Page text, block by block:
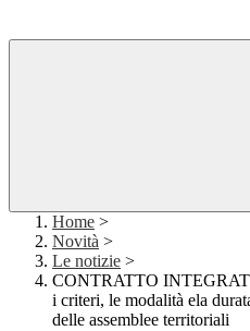
Home >
Novità >
Le notizie >
CONTRATTO
i criteri, le modalità ela
delle assemblee territoriali